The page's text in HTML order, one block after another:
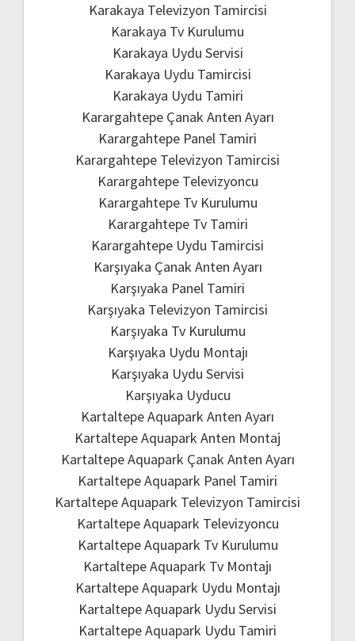
Karakaya Televizyon Tamircisi
Karakaya Tv Kurulumu
Karakaya Uydu Servisi
Karakaya Uydu Tamircisi
Karakaya Uydu Tamiri
Karargahtepe Çanak Anten Ayarı
Karargahtepe Panel Tamiri
Karargahtepe Televizyon Tamircisi
Karargahtepe Televizyoncu
Karargahtepe Tv Kurulumu
Karargahtepe Tv Tamiri
Karargahtepe Uydu Tamircisi
Karşıyaka Çanak Anten Ayarı
Karşıyaka Panel Tamiri
Karşıyaka Televizyon Tamircisi
Karşıyaka Tv Kurulumu
Karşıyaka Uydu Montajı
Karşıyaka Uydu Servisi
Karşıyaka Uyducu
Kartaltepe Aquapark Anten Ayarı
Kartaltepe Aquapark Anten Montaj
Kartaltepe Aquapark Çanak Anten Ayarı
Kartaltepe Aquapark Panel Tamiri
Kartaltepe Aquapark Televizyon Tamircisi
Kartaltepe Aquapark Televizyoncu
Kartaltepe Aquapark Tv Kurulumu
Kartaltepe Aquapark Tv Montajı
Kartaltepe Aquapark Uydu Montajı
Kartaltepe Aquapark Uydu Servisi
Kartaltepe Aquapark Uydu Tamiri